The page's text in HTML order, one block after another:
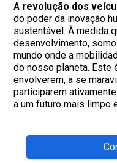
A revolução dos
do poder da inovação
sustentável. À medida
desenvolvimento,
mundo onde a
do nosso planeta. Este
envolverem, a se
participarem
a um futuro mais limpo